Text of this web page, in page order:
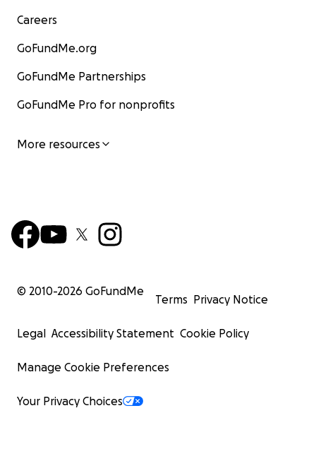
Careers
GoFundMe.org
GoFundMe Partnerships
GoFundMe Pro for nonprofits
More resources
© 2010-2026 GoFundMe
Terms Privacy Notice
Legal Accessibility Statement Cookie Policy
Manage Cookie Preferences
Your Privacy Choices